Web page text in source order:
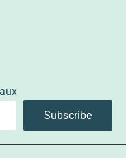
Subscribe